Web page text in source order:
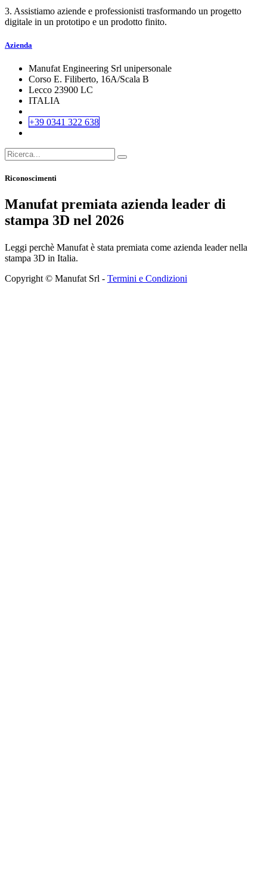
3. Assistiamo aziende e professionisti trasformando un progetto
digitale in un prototipo e un prodotto finito.
Azienda
Manufat Engineering Srl unipersonale
Corso E. Filiberto, 16A/Scala B
Lecco 23900 LC
ITALIA
+39 0341 322 638
Riconoscimenti
Manufat premiata azienda leader di
stampa 3D nel 2026
Leggi perchè Manufat è stata premiata come azienda leader nella
stampa 3D in Italia.
Copyright © Manufat Srl - Termini e Condizioni